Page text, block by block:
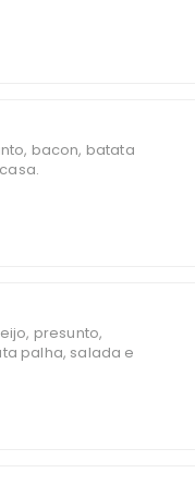
bacon, batata
presunto,
palha, salada e